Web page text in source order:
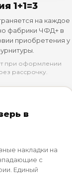
1+1=3
на каждое
фабрики ЧФД+ в
приобретения у
при оформлении
рассрочку.
в
накладки на
с
Единый